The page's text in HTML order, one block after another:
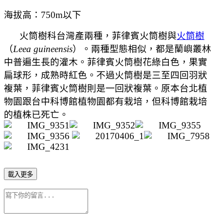
海拔高： 750m以下
火筒樹科台灣產兩種，菲律賓火筒樹與火筒樹
（Leea guineensis）。兩種型態相似，都是蘭嶼叢林
中普遍生長的灌木。菲律賓火筒樹花綠白色，果實
扁球形，成熟時紅色。不過火筒樹是三至四回羽狀
複葉，菲律賓火筒樹則是一回狀複葉。原本台北植
物園跟台中科博館植物園都有栽培，但科博館栽培
的植株已死亡。
載入更多